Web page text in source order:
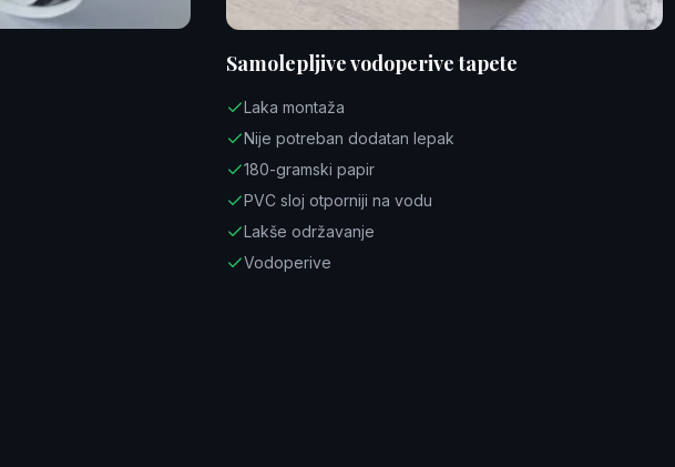
Samolepljive vodoperive tapete
Laka montaža
Nije potreban dodatan lepak
180-gramski papir
PVC sloj otporniji na vodu
Lakše održavanje
Vodoperive